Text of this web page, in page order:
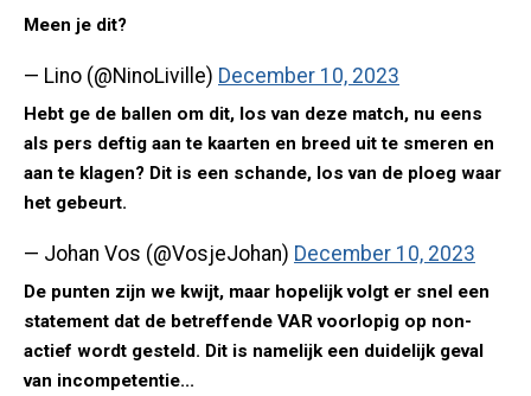
Meen je dit?
— Lino (@NinoLiville) December 10, 2023
Hebt ge de ballen om dit, los van deze match, nu eens
als pers deftig aan te kaarten en breed uit te smeren en
aan te klagen? Dit is een schande, los van de ploeg waar
het gebeurt.
— Johan Vos (@VosjeJohan) December 10, 2023
De punten zijn we kwijt, maar hopelijk volgt er snel een
statement dat de betreffende VAR voorlopig op non-
actief wordt gesteld. Dit is namelijk een duidelijk geval
van incompetentie...